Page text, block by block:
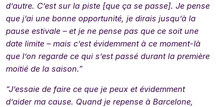
d’autre. C’est sur la piste [que ça se passe]. Je pense
que j’ai une bonne opportunité, je dirais jusqu’à la
pause estivale – et je ne pense pas que ce soit une
date limite – mais c’est évidemment à ce moment-là
que l’on regarde ce qui s’est passé durant la première
moitié de la saison.”
“J’essaie de faire ce que je peux et évidemment
d’aider ma cause. Quand je repense à Barcelone,